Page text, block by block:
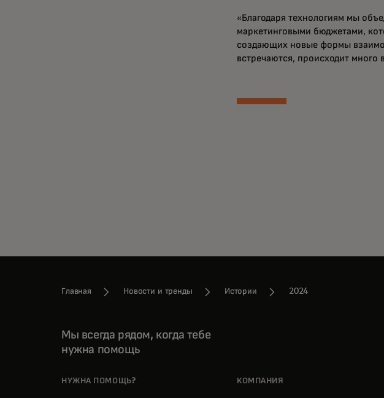
«Благодаря технологиям мы
маркетинговыми бюджетами,
создающих новые формы
встречаются, происходит
Главная Новости и тренды Истории 2024
Мы всегда рядом, когда тебе
нужна помощь
НУЖНА ПОМОЩЬ? КОМПАНИЯ